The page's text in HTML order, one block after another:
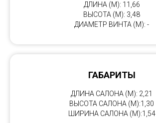
ДЛИНА (М): 11,66
ВЫСОТА (М): 3,48
ДИАМЕТР ВИНТА (М): -
ГАБАРИТЫ
ДЛИНА САЛОНА (М): 2,21
ВЫСОТА САЛОНА (М):1,30
ШИРИНА САЛОНА (М):1,54